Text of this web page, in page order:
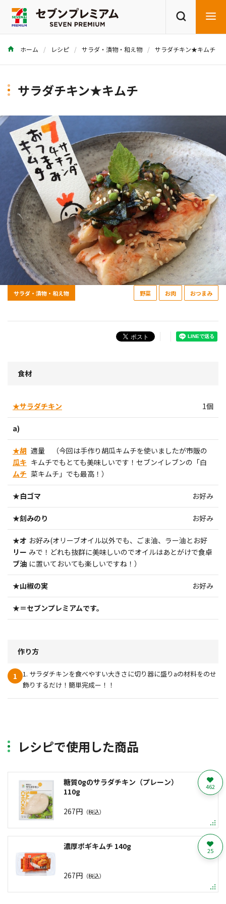
商品を探す
ホーム レシピ サラダ・漬物・和え物 サラダチキン★キムチ
サラダチキン★キムチ
サラダ・漬物・和え物 野菜 お肉 おつまみ
食材
★サラダチキン 1個
a)
★胡
瓜キ
ムチ
適量 （今回は手作り胡瓜キムチを使いましたが市販の
キムチでもとても美味しいです！セブンイレブンの「白
菜キムチ」でも最高！）
★白ゴマ お好み
★刻みのり お好み
★オ
リー
ブ油
お好み(オリーブオイル以外でも、ごま油、ラー油とお好
みで！どれも抜群に美味しいのでオイルはあとがけで食卓
に置いておいても楽しいですね！）
★山椒の実 お好み
★＝セブンプレミアムです。
作り方
1
1. サラダチキンを食べやすい大きさに切り器に盛りaの材料をのせ
飾りするだけ！簡単完成ー！！
レシピで使用した商品
糖質0gのサラダチキン（プレーン）
110g
267円 （税込）
462
濃厚ポギキムチ 140g
267円 （税込）
25